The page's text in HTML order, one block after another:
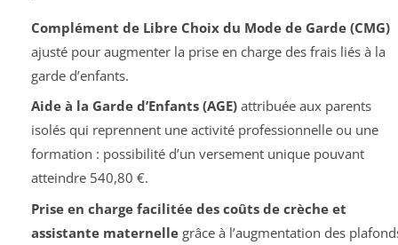
Complément de Libre Choix du Mode de Garde (CMG)
ajusté pour augmenter la prise en charge des frais liés à la
garde d’enfants.
Aide à la Garde d’Enfants (AGE)attribuée aux parents
isolés qui reprennent une activité professionnelle ou une
formation : possibilité d’un versement unique pouvant
atteindre 540,80 €.
Prise en charge facilitée des coûts de crèche et
assistante maternellegrâce à l’augmentation des